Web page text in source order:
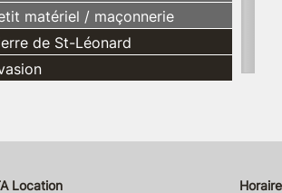
matériel / maçonnerie
de St-Léonard
Location